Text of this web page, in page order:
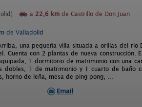
a 22,6 km de Castrillo de Don Juan
de Valladolid
una pequeña villa situada a orillas del río
Cuenta con 2 plantas de nueva construcción.
1 dormitorio de matrimonio con una
dobles, 1 de matrimonio y 1 cuarto de baño
horno de leña, mesa de ping pong, …
Email